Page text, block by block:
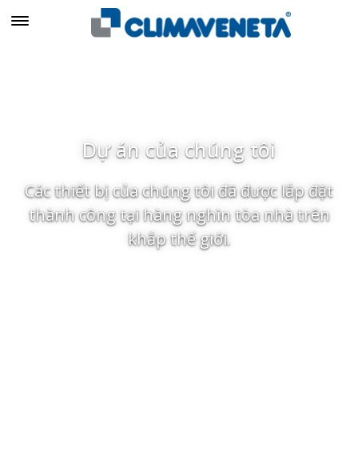
Dự án của chúng tôi
Các thiết bị của chúng tôi đã được lắp đặt
thành công tại hàng nghìn tòa nhà trên
khắp thế giới.